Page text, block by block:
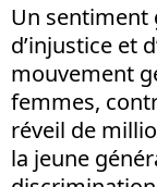
Un sentiment
d’injustice et
mouvement
femmes,
réveil de
la jeune